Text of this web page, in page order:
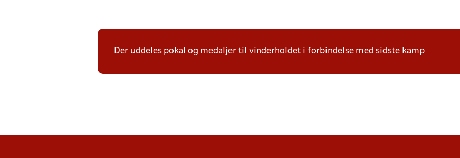
Der uddeles pokal og medaljer til vinderholdet i forbindelse med sidste kamp